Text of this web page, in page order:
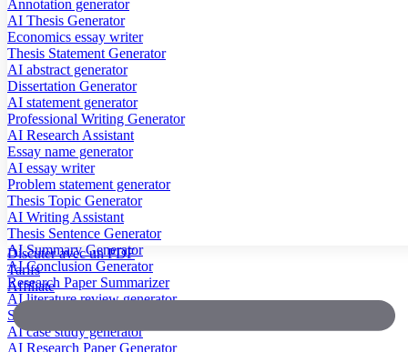
Annotation generator
AI Thesis Generator
Economics essay writer
Thesis Statement Generator
AI abstract generator
Dissertation Generator
AI statement generator
Professional Writing Generator
AI Research Assistant
Essay name generator
AI essay writer
Problem statement generator
Thesis Topic Generator
AI Writing Assistant
Thesis Sentence Generator
AI Summary Generator
AI Conclusion Generator
Research Paper Summarizer
AI literature review generator
Scientific Paper Summarizer
AI case study generator
AI Research Paper Generator
Discuter avec un PDF
Tarifs
Affiliate